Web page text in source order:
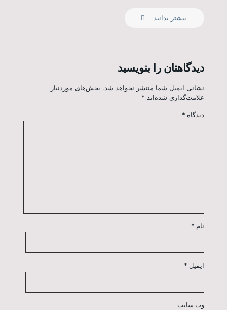
بیشتر بدانید
دیدگاهتان را بنویسید
نشانی ایمیل شما منتشر نخواهد شد. بخش‌های موردنیاز
علامت‌گذاری شده‌اند *
دیدگاه *
نام *
ایمیل *
وب‌ سایت